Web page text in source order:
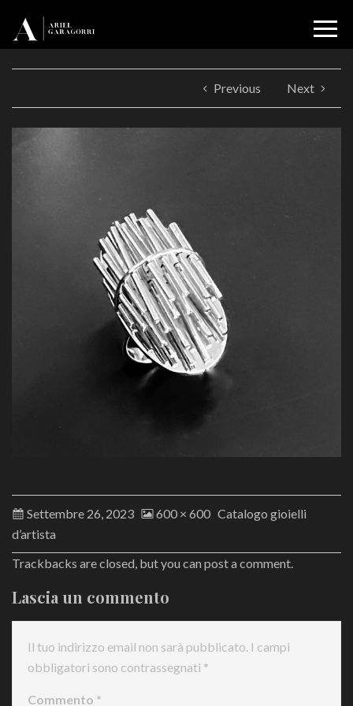
Previous Next
Settembre 26, 2023 600 × 600 Catalogo gioielli
d’artista
Trackbacks are closed, but you can post a comment.
Lascia un commento
Il tuo indirizzo email non sarà pubblicato. I campi
obbligatori sono contrassegnati *
Commento *